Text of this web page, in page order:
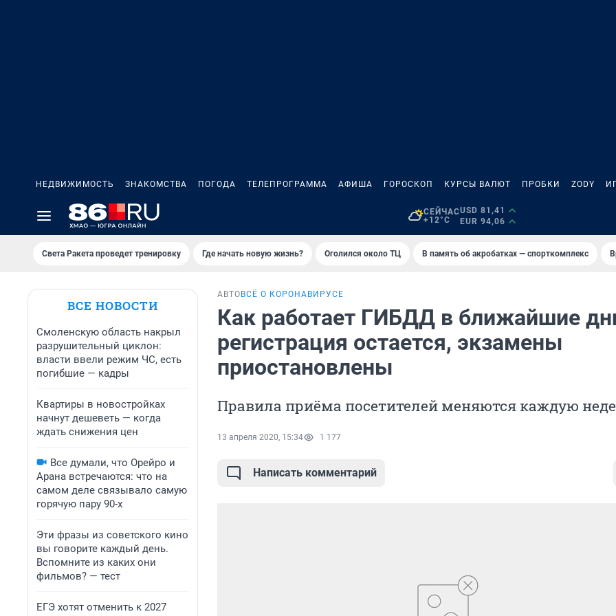
НЕДВИЖИМОСТЬ ЗНАКОМСТВА ПОГОДА ТЕЛЕПРОГРАММА АФИША ГОРОСКОП КУРСЫ ВАЛЮТ ПРОБКИ ZODY
СЕЙЧАС
+12°C
USD 81,41
EUR 94,06
Света Ракета проведет тренировку Где начать новую жизнь? Оголился около ТЦ В память об акробатках — спорткомплекс
ВСЕ НОВОСТИ
Смоленскую область накрыл
разрушительный циклон:
власти ввели режим ЧС, есть
погибшие — кадры
Квартиры в новостройках
начнут дешеветь — когда
ждать снижения цен
Все думали, что Орейро и
Арана встречаются: что на
самом деле связывало самую
горячую пару 90-х
Эти фразы из советского кино
вы говорите каждый день.
Вспомните из каких они
фильмов? — тест
ЕГЭ хотят отменить к 2027
АВТО ВСЁ О КОРОНАВИРУСЕ
Как работает ГИБДД в ближайшие
регистрация остается, экзамены
приостановлены
Правила приёма посетителей меняются каждую
13 апреля 2020, 15:34 1 177
Написать комментарий